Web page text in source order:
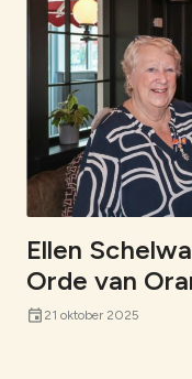
Ellen
Orde van
event 21 oktober 2025